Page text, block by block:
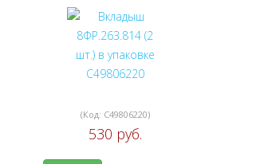
(Код: C49806220)
530 руб.